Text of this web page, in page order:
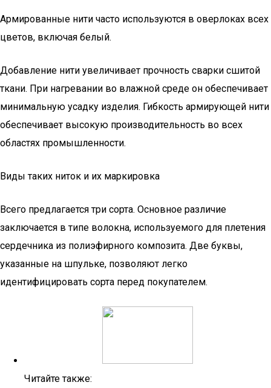
Армированные нити часто используются в оверлоках всех
цветов, включая белый.
Добавление нити увеличивает прочность сварки сшитой
ткани. При нагревании во влажной среде он обеспечивает
минимальную усадку изделия. Гибкость армирующей нити
обеспечивает высокую производительность во всех
областях промышленности.
Виды таких ниток и их маркировка
Всего предлагается три сорта. Основное различие
заключается в типе волокна, используемого для плетения
сердечника из полиэфирного композита. Две буквы,
указанные на шпульке, позволяют легко
идентифицировать сорта перед покупателем.
Читайте также: